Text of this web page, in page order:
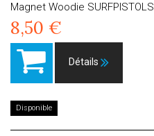
Magnet Woodie SURFPISTOLS
8,50 €
Détails
Disponible